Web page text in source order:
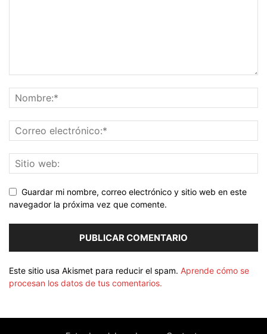
Guardar mi nombre, correo electrónico y sitio web en este
navegador la próxima vez que comente.
Este sitio usa Akismet para reducir el spam. Aprende cómo se
procesan los datos de tus comentarios.